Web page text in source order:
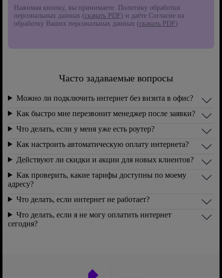
Нажимая кнопку, вы принимаете Политику обработки
персональных данных (скачать PDF) и даёте Согласие на
обработку Ваших персональных данных (скачать PDF)
Часто задаваемые вопросы
Можно ли подключить интернет без визита в офис?
Как быстро мне перезвонит менеджер после заявки?
Что делать, если у меня уже есть роутер?
Как настроить автоматическую оплату интернета?
Действуют ли скидки и акции для новых клиентов?
Как проверить, какие тарифы доступны по моему
адресу?
Что делать, если интернет не работает?
Что делать, если я не могу оплатить интернет
сегодня?